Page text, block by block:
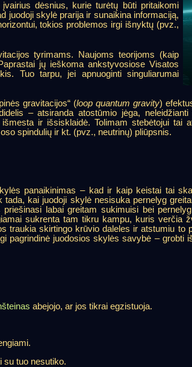
dėsnius, kurie turėtų būti pritaikomi
juodoji skylė prarija ir sunaikina informaciją,
tokios problemos irgi išnyktų (pvz.,
tyrimams. Naujoms teorijoms (kaip
jų ieškoma ankstyvosiose Visatos
Tuo tarpu, jei apnuoginti singuliarumai
gravitacijos“ (loop quantum gravity)
– atsiranda atostūmio jėga,
ir išsisklaidė. Tolimam stebėtojui tai
spindulių ir kt. (pvz., neutrinų) pliūpsnis.
panaikinimas – kad ir kaip keistai tai
kai juodoji skylė nesisuka pernelyg
labai greitam sukimuisi bei
sukrenta tam tikru kampu, kuris verčia
traukia skirtingo krūvio daleles ir atstumiu to
pagrindinė juodosios skylės savybė – grobti
abejojo, ar jos tikrai egzistuoja.
su tuo nesutiko.